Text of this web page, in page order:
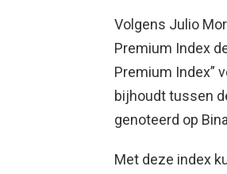
Volgens Julio
Premium Index
Premium Index”
bijhoudt tussen
genoteerd op
Met deze index